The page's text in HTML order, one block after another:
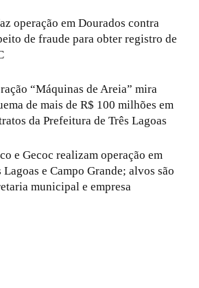
operação em Dourados contra
de fraude para obter registro de
“Máquinas de Areia” mira
de mais de R$ 100 milhões em
da Prefeitura de Três Lagoas
e Gecoc realizam operação em
Lagoas e Campo Grande; alvos são
municipal e empresa